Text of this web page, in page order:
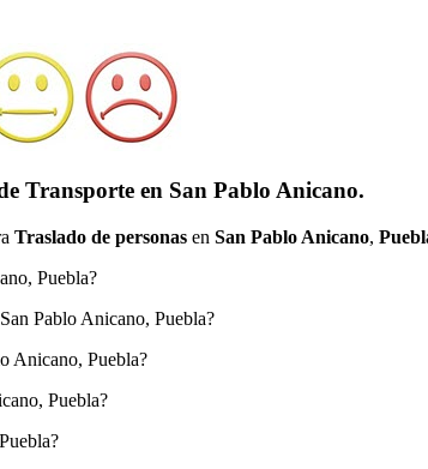
Transporte en San Pablo Anicano.
Traslado de personas en San Pablo Anicano,
Puebla?
Pablo Anicano, Puebla?
Anicano, Puebla?
Puebla?